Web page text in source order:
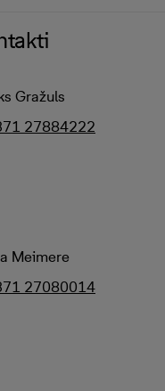
Gražuls
27884222
Meimere
27080014